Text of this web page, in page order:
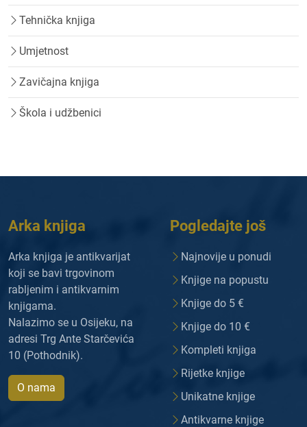
Tehnička knjiga
Umjetnost
Zavičajna knjiga
Škola i udžbenici
Arka knjiga
Arka knjiga je antikvarijat
koji se bavi trgovinom
rabljenim i antikvarnim
knjigama.
Nalazimo se u Osijeku, na
adresi Trg Ante Starčevića
10 (Pothodnik).
O nama
Pogledajte još
Najnovije u ponudi
Knjige na popustu
Knjige do 5 €
Knjige do 10 €
Kompleti knjiga
Rijetke knjige
Unikatne knjige
Antikvarne knjige